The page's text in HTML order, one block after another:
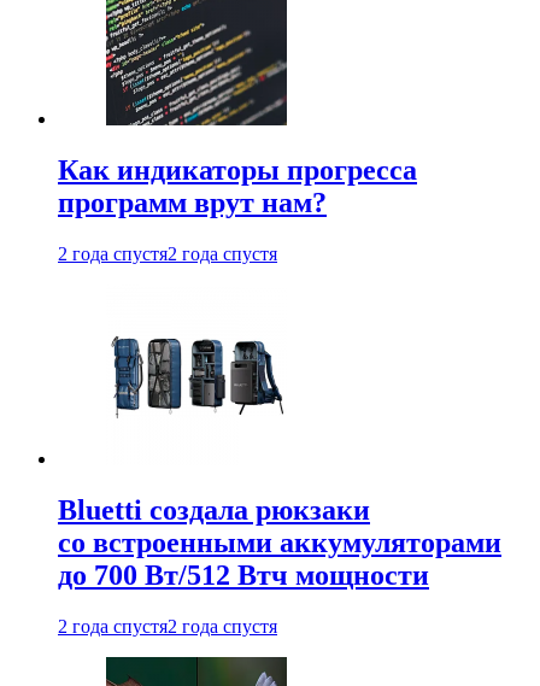
Как индикаторы прогресса
программ врут нам?
2 года спустя2 года спустя
Bluetti создала рюкзаки
со встроенными аккумуляторами
до 700 Вт/512 Втч мощности
2 года спустя2 года спустя